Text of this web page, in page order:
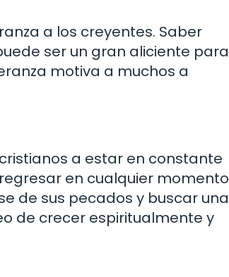
a los creyentes. Saber
ser un gran aliciente para
motiva a muchos a
a estar en constante
en cualquier momento
de sus pecados y buscar una
de crecer espiritualmente y